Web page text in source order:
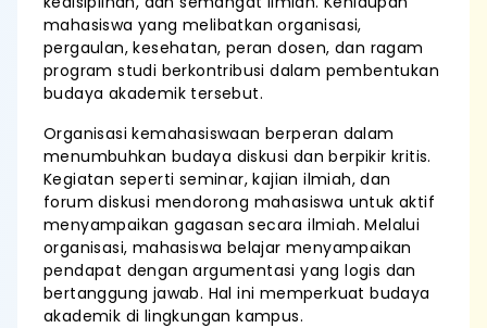
mahasiswa yang melibatkan organisasi,
pergaulan, kesehatan, peran dosen, dan ragam
program studi berkontribusi dalam pembentukan
budaya akademik tersebut.
Organisasi kemahasiswaan berperan dalam
menumbuhkan budaya diskusi dan berpikir kritis.
Kegiatan seperti seminar, kajian ilmiah, dan
forum diskusi mendorong mahasiswa untuk aktif
menyampaikan gagasan secara ilmiah. Melalui
organisasi, mahasiswa belajar menyampaikan
pendapat dengan argumentasi yang logis dan
bertanggung jawab. Hal ini memperkuat budaya
akademik di lingkungan kampus.